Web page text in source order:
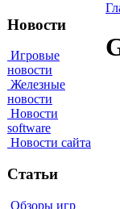
Новости
Игровые
новости
Железные
новости
Новости
software
Новости сайта
Статьи
Обзоры игр